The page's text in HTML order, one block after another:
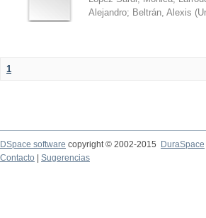
Alejandro; Beltrán, Alexis (
1
DSpace software copyright © 2002-2015
DuraSpace
Contacto
Sugerencias